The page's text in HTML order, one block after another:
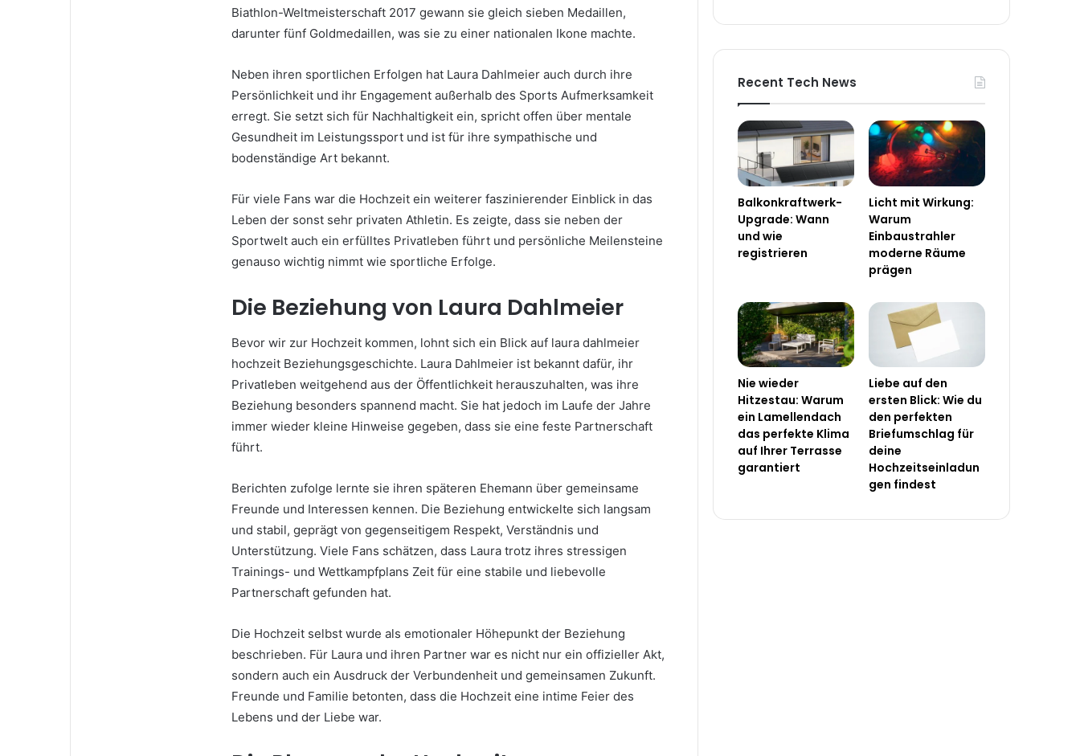
Biathlon-Weltmeisterschaft 2017 gewann sie gleich sieben Medaillen,
darunter fünf Goldmedaillen, was sie zu einer nationalen Ikone machte.
Neben ihren sportlichen Erfolgen hat Laura Dahlmeier auch durch ihre
Persönlichkeit und ihr Engagement außerhalb des Sports Aufmerksamkeit
erregt. Sie setzt sich für Nachhaltigkeit ein, spricht offen über mentale
Gesundheit im Leistungssport und ist für ihre sympathische und
bodenständige Art bekannt.
Für viele Fans war die Hochzeit ein weiterer faszinierender Einblick in das
Leben der sonst sehr privaten Athletin. Es zeigte, dass sie neben der
Sportwelt auch ein erfülltes Privatleben führt und persönliche Meilensteine
genauso wichtig nimmt wie sportliche Erfolge.
Die Beziehung von Laura Dahlmeier
Bevor wir zur Hochzeit kommen, lohnt sich ein Blick auf laura dahlmeier
hochzeit Beziehungsgeschichte. Laura Dahlmeier ist bekannt dafür, ihr
Privatleben weitgehend aus der Öffentlichkeit herauszuhalten, was ihre
Beziehung besonders spannend macht. Sie hat jedoch im Laufe der Jahre
immer wieder kleine Hinweise gegeben, dass sie eine feste Partnerschaft
führt.
Berichten zufolge lernte sie ihren späteren Ehemann über gemeinsame
Freunde und Interessen kennen. Die Beziehung entwickelte sich langsam
und stabil, geprägt von gegenseitigem Respekt, Verständnis und
Unterstützung. Viele Fans schätzen, dass Laura trotz ihres stressigen
Trainings- und Wettkampfplans Zeit für eine stabile und liebevolle
Partnerschaft gefunden hat.
Die Hochzeit selbst wurde als emotionaler Höhepunkt der Beziehung
beschrieben. Für Laura und ihren Partner war es nicht nur ein offizieller Akt,
sondern auch ein Ausdruck der Verbundenheit und gemeinsamen Zukunft.
Freunde und Familie betonten, dass die Hochzeit eine intime Feier des
Lebens und der Liebe war.
Recent Tech News
Balkonkraftwerk-
Upgrade: Wann
und wie
registrieren
Licht mit Wirkung:
Warum
Einbaustrahler
moderne Räume
prägen
Nie wieder
Hitzestau: Warum
ein Lamellendach
das perfekte Klima
auf Ihrer Terrasse
garantiert
Liebe auf den
ersten Blick: Wie du
den perfekten
Briefumschlag für
deine
Hochzeitseinladun
gen findest